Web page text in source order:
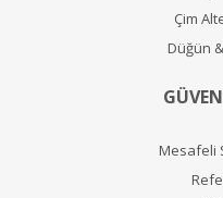
Çim
Düğün
Mesafeli